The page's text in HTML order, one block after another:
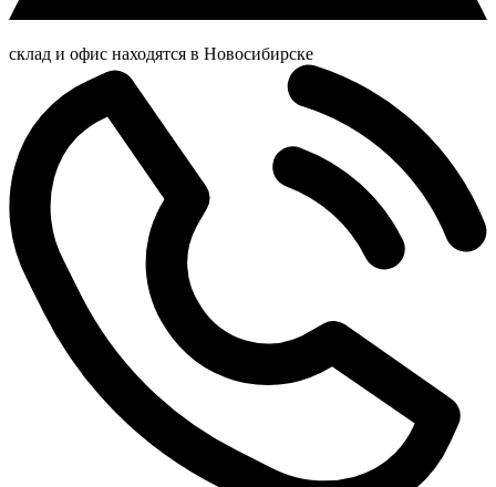
склад и офис находятся в Новосибирске